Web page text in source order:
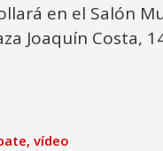
en el Salón
Joaquín Costa,
, vídeo